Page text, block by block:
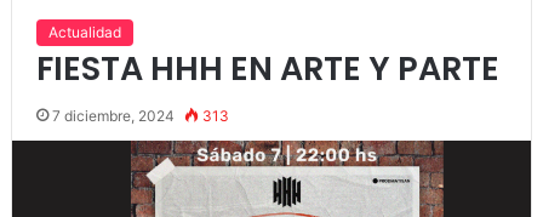
Actualidad
FIESTA HHH EN ARTE Y PARTE
7 diciembre, 2024 313